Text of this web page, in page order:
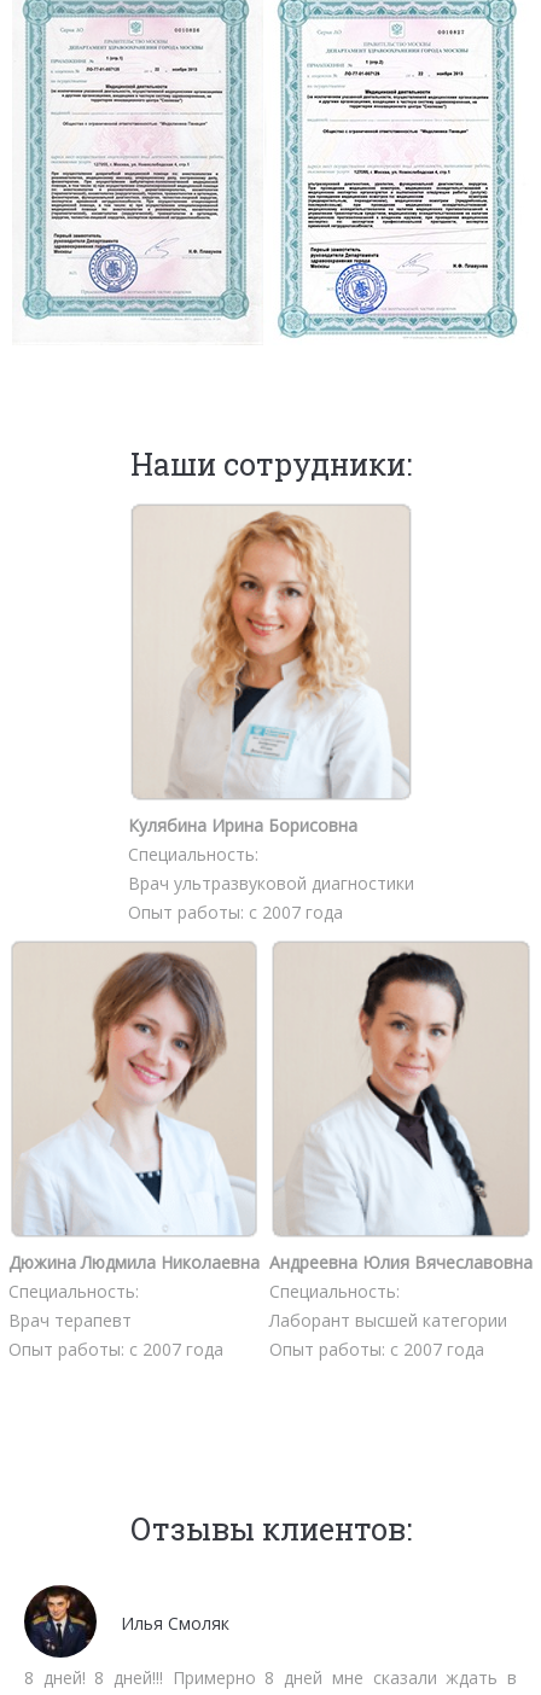
Наши сотрудники:
Кулябина Ирина Борисовна
Специальность:
Врач ультразвуковой диагностики
Опыт работы: с 2007 года
Дюжина Людмила Николаевна
Специальность:
Врач терапевт
Опыт работы: с 2007 года
Андреевна Юлия Вячеславовна
Специальность:
Лаборант высшей категории
Опыт работы: с 2007 года
Отзывы клиентов:
Мочалов Дмитрий
Мне как бизнесмену нет времени тратить на стояние в